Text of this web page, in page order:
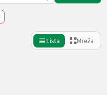
Lista Mreža